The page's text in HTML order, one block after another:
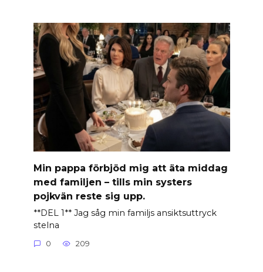
Min pappa förbjöd mig att äta middag
med familjen – tills min systers
pojkvän reste sig upp.
**DEL 1** Jag såg min familjs ansiktsuttryck
stelna
0 209